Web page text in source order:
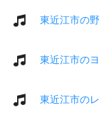
東近江市の
東近江市の
東近江市の